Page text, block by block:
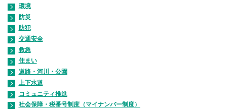
環境
防災
防犯
交通安全
救急
住まい
道路・河川・公園
上下水道
コミュニティ推進
社会保障・税番号制度（マイナンバー制度）